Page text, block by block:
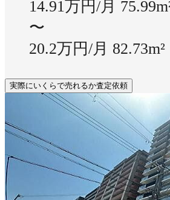
14.91万円/月
〜
20.2万円/月 82.73m²
実際にいくらで売れるか査定依頼